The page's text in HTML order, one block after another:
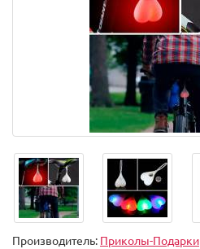
Производитель: Приколы-Подарки